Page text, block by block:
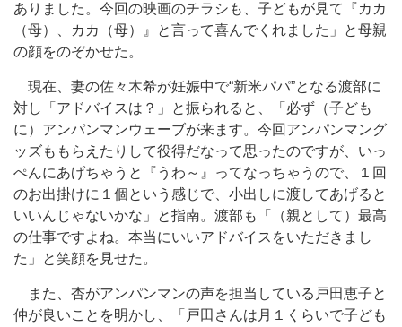
ありました。今回の映画のチラシも、子どもが見て『カカ
（母）、カカ（母）』と言って喜んでくれました」と母親
の顔をのぞかせた。
現在、妻の佐々木希が妊娠中で“新米パパ”となる渡部に
対し「アドバイスは？」と振られると、「必ず（子ども
に）アンパンマンウェーブが来ます。今回アンパンマング
ッズももらえたりして役得だなって思ったのですが、いっ
ぺんにあげちゃうと『うわ～』ってなっちゃうので、１回
のお出掛けに１個という感じで、小出しに渡してあげると
いいんじゃないかな」と指南。渡部も「（親として）最高
の仕事ですよね。本当にいいアドバイスをいただきまし
た」と笑顔を見せた。
また、杏がアンパンマンの声を担当している戸田恵子と
仲が良いことを明かし、「戸田さんは月１くらいで子ども